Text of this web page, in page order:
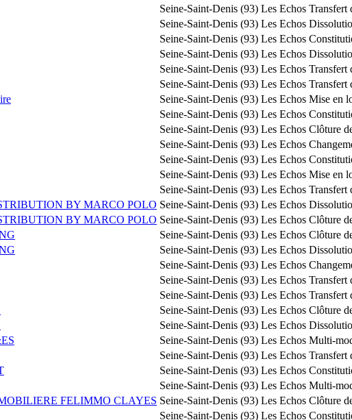
Seine-Saint-Denis (93) Les Echos Transfert
Seine-Saint-Denis (93) Les Echos
Seine-Saint-Denis (93) Les Echos
Seine-Saint-Denis (93) Les Echos
Seine-Saint-Denis (93) Les Echos Transfert
Seine-Saint-Denis (93) Les Echos Transfert
Seine-Saint-Denis (93) Les Echos Mise en
Seine-Saint-Denis (93) Les Echos
Seine-Saint-Denis (93) Les Echos Clôture
Seine-Saint-Denis (93) Les Echos
Seine-Saint-Denis (93) Les Echos
Seine-Saint-Denis (93) Les Echos Mise en
Seine-Saint-Denis (93) Les Echos Transfert
BY MARCO POLO Seine-Saint-Denis (93) Les Echos
BY MARCO POLO Seine-Saint-Denis (93) Les Echos Clôture
Seine-Saint-Denis (93) Les Echos Clôture
Seine-Saint-Denis (93) Les Echos
Seine-Saint-Denis (93) Les Echos
Seine-Saint-Denis (93) Les Echos Transfert
Seine-Saint-Denis (93) Les Echos Transfert
Seine-Saint-Denis (93) Les Echos Clôture
Seine-Saint-Denis (93) Les Echos
Seine-Saint-Denis (93) Les Echos Multi-
Seine-Saint-Denis (93) Les Echos Transfert
Seine-Saint-Denis (93) Les Echos
Seine-Saint-Denis (93) Les Echos Multi-
FELIMMO CLAYES Seine-Saint-Denis (93) Les Echos Clôture
Seine-Saint-Denis (93) Les Echos